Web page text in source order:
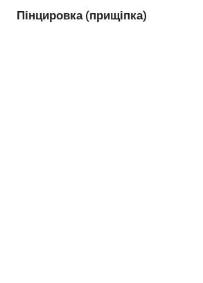
Пінцировка (прищіпка)